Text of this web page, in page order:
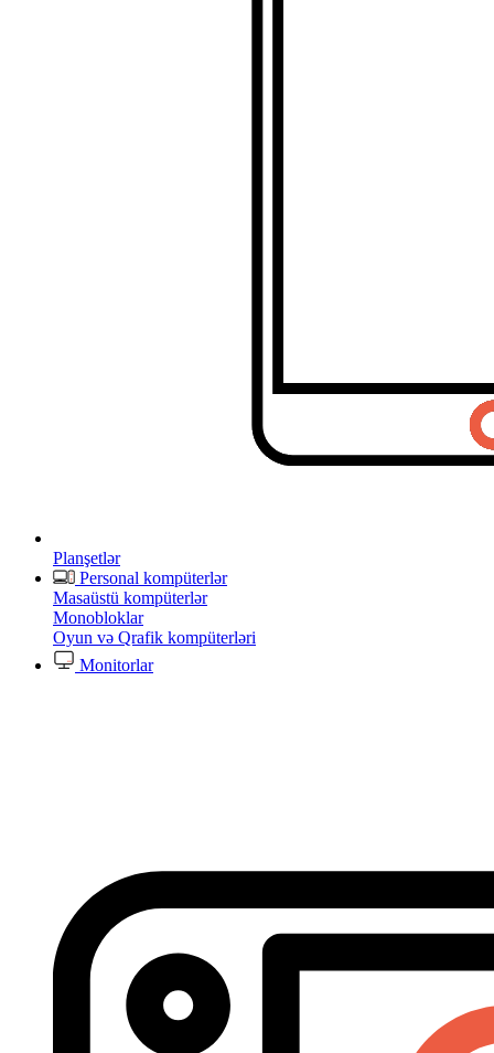
Planşetlər
Personal kompüterlər
Masaüstü kompüterlər
Monobloklar
Oyun və Qrafik kompüterləri
Monitorlar